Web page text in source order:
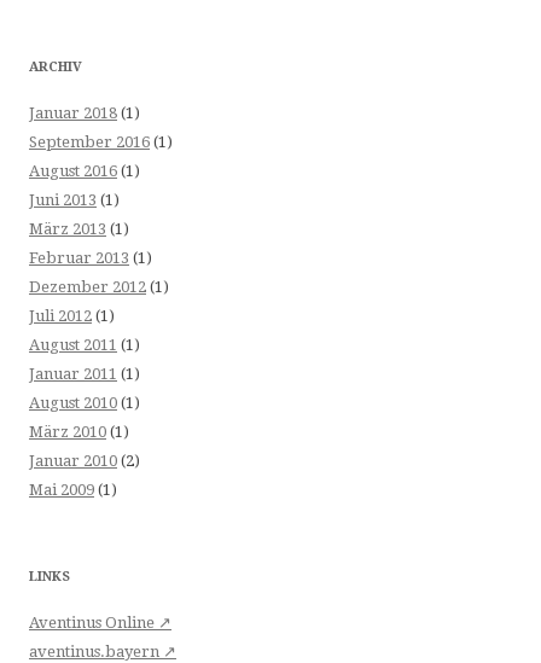
ARCHIV
Januar 2018 (1)
September 2016 (1)
August 2016 (1)
Juni 2013 (1)
März 2013 (1)
Februar 2013 (1)
Dezember 2012 (1)
Juli 2012 (1)
August 2011 (1)
Januar 2011 (1)
August 2010 (1)
März 2010 (1)
Januar 2010 (2)
Mai 2009 (1)
LINKS
Aventinus Online ↗
aventinus.bayern ↗